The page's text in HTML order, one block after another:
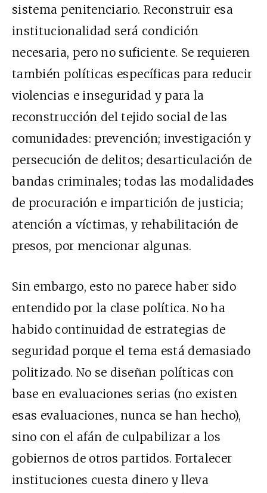
sistema penitenciario. Reconstruir esa
institucionalidad será condición
necesaria, pero no suficiente. Se requieren
también políticas específicas para reducir
violencias e inseguridad y para la
reconstrucción del tejido social de las
comunidades: prevención; investigación y
persecución de delitos; desarticulación de
bandas criminales; todas las modalidades
de procuración e impartición de justicia;
atención a víctimas, y rehabilitación de
presos, por mencionar algunas.
Sin embargo, esto no parece haber sido
entendido por la clase política. No ha
habido continuidad de estrategias de
seguridad porque el tema está demasiado
politizado. No se diseñan políticas con
base en evaluaciones serias (no existen
esas evaluaciones, nunca se han hecho),
sino con el afán de culpabilizar a los
gobiernos de otros partidos. Fortalecer
instituciones cuesta dinero y lleva